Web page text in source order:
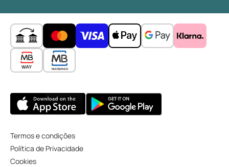
Termos e condições
Política de Privacidade
Cookies